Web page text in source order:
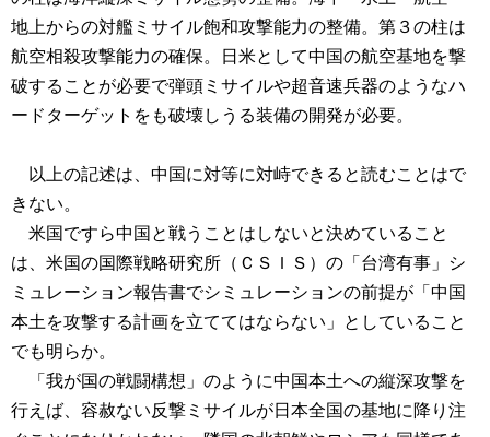
地上からの対艦ミサイル飽和攻撃能力の整備。第３の柱は
航空相殺攻撃能力の確保。日米として中国の航空基地を撃
破することが必要で弾頭ミサイルや超音速兵器のようなハ
ードターゲットをも破壊しうる装備の開発が必要。
以上の記述は、中国に対等に対峙できると読むことはで
きない。
米国ですら中国と戦うことはしないと決めていること
は、米国の国際戦略研究所（ＣＳＩＳ）の「台湾有事」シ
ミュレーション報告書でシミュレーションの前提が「中国
本土を攻撃する計画を立ててはならない」としていること
でも明らか。
「我が国の戦闘構想」のように中国本土への縦深攻撃を
行えば、容赦ない反撃ミサイルが日本全国の基地に降り注